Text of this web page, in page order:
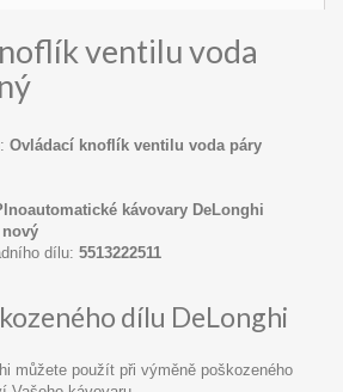
ventilu voda
Ovládací knoflík ventilu voda páry
kávovary DeLonghi
nový
dílu: 5513222511
dílu DeLonghi
můžete použít při výměně poškozeného